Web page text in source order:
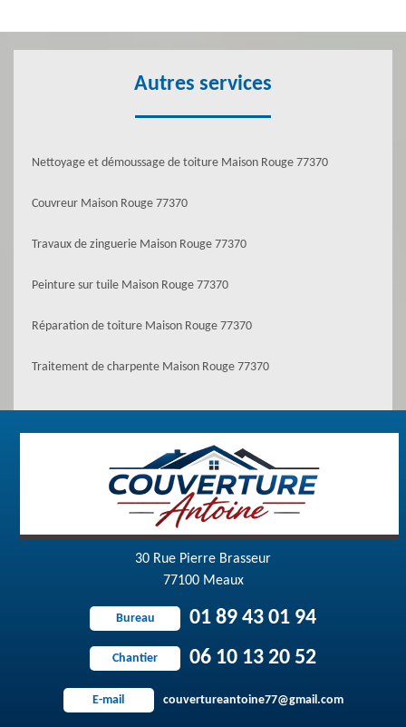
Autres services
Nettoyage et démoussage de toiture Maison Rouge 77370
Couvreur Maison Rouge 77370
Travaux de zinguerie Maison Rouge 77370
Peinture sur tuile Maison Rouge 77370
Réparation de toiture Maison Rouge 77370
Traitement de charpente Maison Rouge 77370
30 Rue Pierre Brasseur
77100 Meaux
Bureau 01 89 43 01 94
Chantier 06 10 13 20 52
E-mail couvertureantoine77@gmail.com